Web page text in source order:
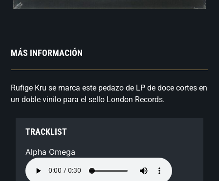
MÁS INFORMACIÓN
Rufige Kru se marca este pedazo de LP de doce cortes en
un doble vinilo para el sello London Records.
TRACKLIST
Alpha Omega